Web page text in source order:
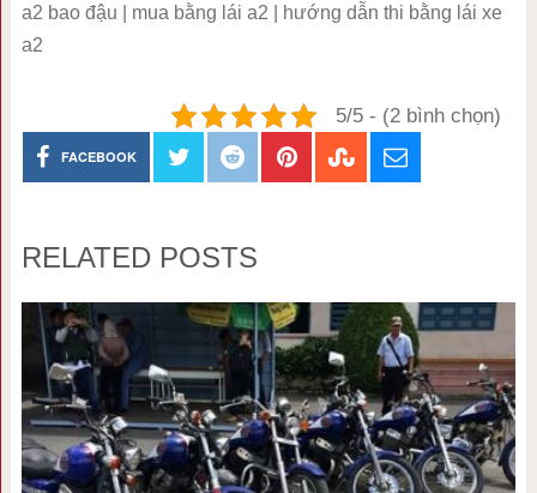
a2 bao đậu | mua bằng lái a2 | hướng dẫn thi bằng lái xe
a2
5/5 - (2 bình chọn)
FACEBOOK
RELATED POSTS